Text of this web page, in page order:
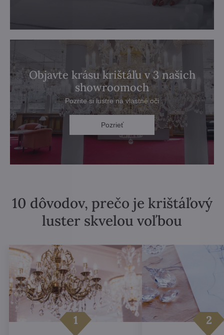
Objavte krásu krištáľu v 3 našich
showroomoch
Pozrite si lustre na vlastné oči
Pozrieť
10 dôvodov, prečo je krištáľový
luster skvelou voľbou